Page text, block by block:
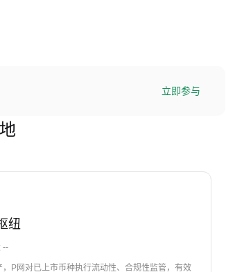
立即参与
纽
--
P网对已上市币种执行流动性、合规性监管，有效